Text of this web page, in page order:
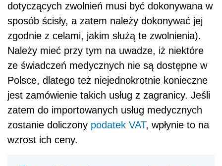
dotyczących zwolnień musi być dokonywana w
sposób ścisły, a zatem należy dokonywać jej
zgodnie z celami, jakim służą te zwolnienia).
Należy mieć przy tym na uwadze, iż niektóre
ze świadczeń medycznych nie są dostępne w
Polsce, dlatego też niejednokrotnie konieczne
jest zamówienie takich usług z zagranicy. Jeśli
zatem do importowanych usług medycznych
zostanie doliczony podatek VAT, wpłynie to na
wzrost ich ceny.